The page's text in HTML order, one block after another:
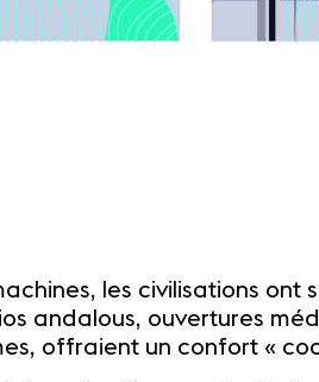
les civilisations ont
andalous, ouvertures
offraient un confort «